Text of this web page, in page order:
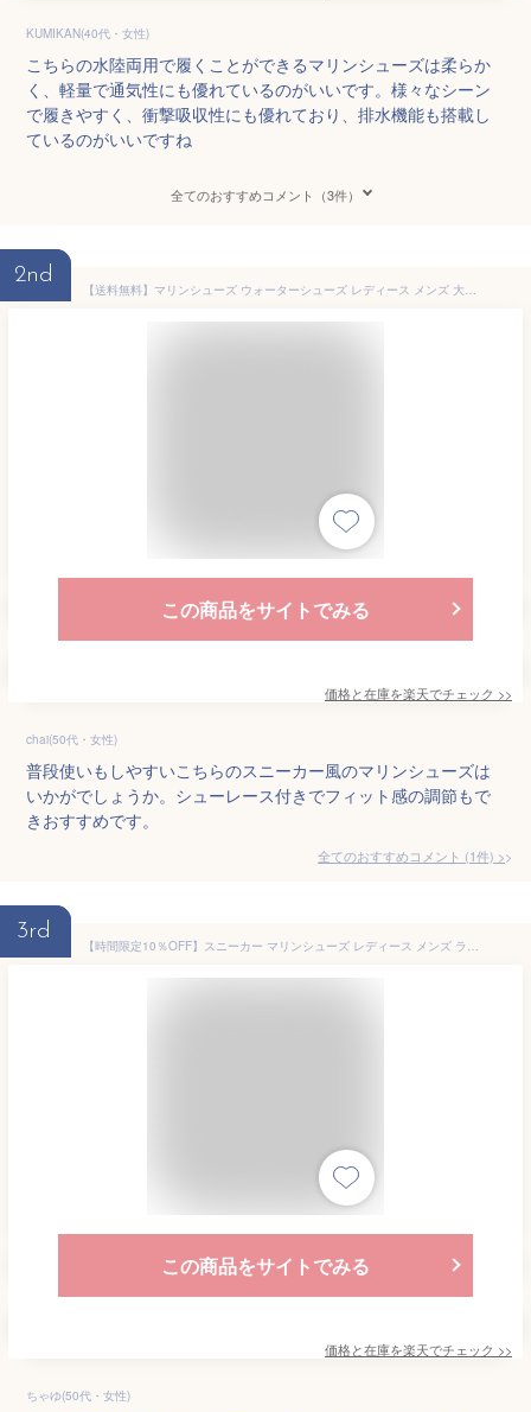
KUMIKAN(40代・女性)
こちらの水陸両用で履くことができるマリンシューズは柔らか
く、軽量で通気性にも優れているのがいいです。様々なシーン
で履きやすく、衝撃吸収性にも優れており、排水機能も搭載し
ているのがいいですね
全てのおすすめコメント（3件）
2nd
【送料無料】マリンシューズ ウォーターシューズ レディース メンズ 大人 ビーチシューズ サーフシューズ マリンスポーツ ダイビング プール ジムシューズ トレーニングシューズ 水陸両用 スニーカー 柔らかい 軽量 通気 衝撃吸収 排水機能
この商品をサイトでみる
価格と在庫を楽天でチェック >>
chai(50代・女性)
普段使いもしやすいこちらのスニーカー風のマリンシューズは
いかがでしょうか。シューレース付きでフィット感の調節もで
きおすすめです。
全てのおすすめコメント (1件) >
3rd
【時間限定10％OFF】スニーカー マリンシューズ レディース メンズ ランニングシューズ 大人 アクアシューズ マリンシューズランニング ジムシューズ トレーニングシューズ サーフシューズ ウォーターシューズ ダイビング 疲れない 軽量 通気 排水機能
この商品をサイトでみる
価格と在庫を楽天でチェック >>
ちゃゆ(50代・女性)